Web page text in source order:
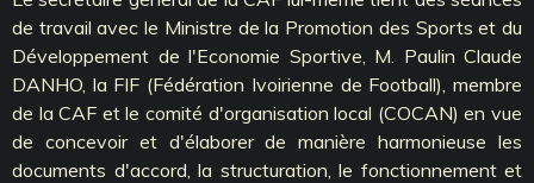
de travail avec le Ministre de la Promotion des Sports et du
Développement de l'Economie Sportive, M. Paulin Claude
DANHO, la FIF (Fédération Ivoirienne de Football), membre
de la CAF et le comité d'organisation local (COCAN) en vue
de concevoir et d'élaborer de manière harmonieuse les
documents d'accord, la structuration, le fonctionnement et